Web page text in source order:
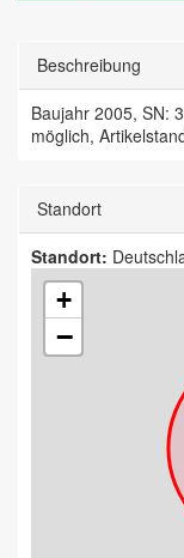
Beschreibung
Baujahr 2005, SN:
möglich,
Standort
Standort:
+
−